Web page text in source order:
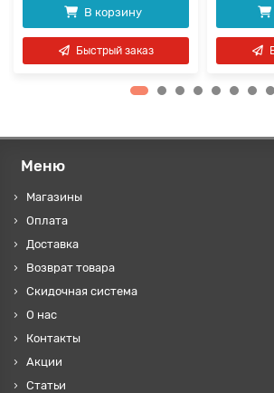
В корзину
Быстрый заказ
Меню
Магазины
Оплата
Доставка
Возврат товара
Скидочная система
О нас
Контакты
Акции
Статьи